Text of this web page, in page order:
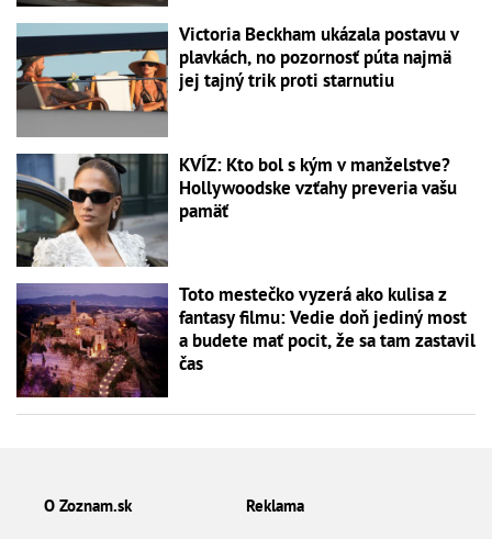
Victoria Beckham ukázala postavu v
plavkách, no pozornosť púta najmä
jej tajný trik proti starnutiu
KVÍZ: Kto bol s kým v manželstve?
Hollywoodske vzťahy preveria vašu
pamäť
Toto mestečko vyzerá ako kulisa z
fantasy filmu: Vedie doň jediný most
a budete mať pocit, že sa tam zastavil
čas
O Zoznam.sk Reklama